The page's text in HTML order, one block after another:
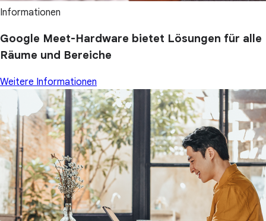
Informationen
Google Meet-Hardware bietet Lösungen für alle
Räume und Bereiche
Weitere Informationen